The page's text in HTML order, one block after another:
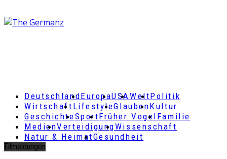
DeutschlandEuropaUSAWeltPolitik
Wirtschaft LifestyleGlaubenKultur
GeschichteSportFrüher Vogel Familie
MedienVerteidigungWissenschaft
Natur & HeimatGesundheit
Eilmeldungen